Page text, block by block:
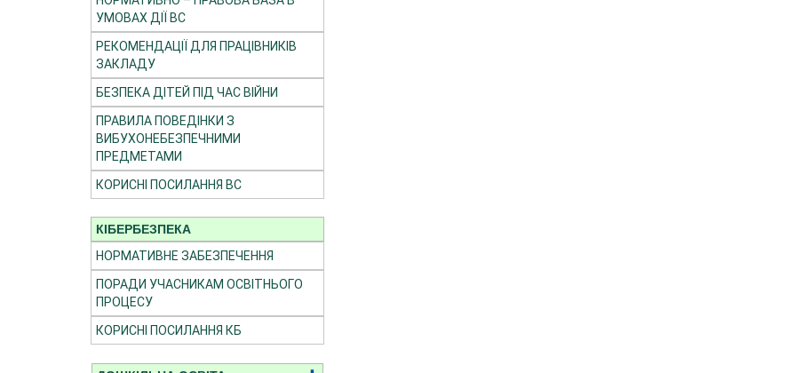
УМОВАХ ДІЇ ВС
РЕКОМЕНДАЦІЇ ДЛЯ ПРАЦІВНИКІВ
ЗАКЛАДУ
БЕЗПЕКА ДІТЕЙ ПІД ЧАС ВІЙНИ
ПРАВИЛА ПОВЕДІНКИ З
ВИБУХОНЕБЕЗПЕЧНИМИ
ПРЕДМЕТАМИ
КОРИСНІ ПОСИЛАННЯ ВС
КІБЕРБЕЗПЕКА
НОРМАТИВНЕ ЗАБЕЗПЕЧЕННЯ
ПОРАДИ УЧАСНИКАМ ОСВІТНЬОГО
ПРОЦЕСУ
КОРИСНІ ПОСИЛАННЯ КБ